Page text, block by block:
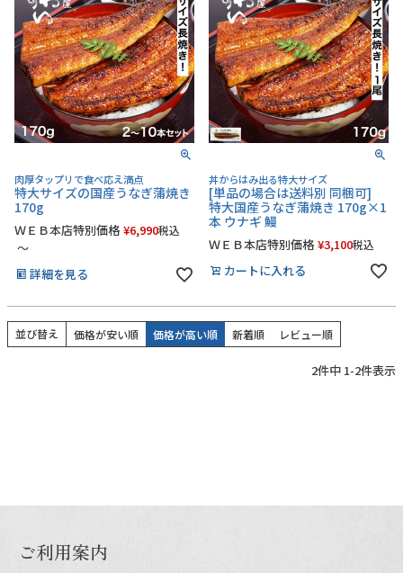
肉厚タップリで食べ応え満点
特大サイズの国産うなぎ蒲焼き
170g
ＷＥＢ本店特別価格 ¥6,990税込
〜
詳細を見る
丼からはみ出る特大サイズ
[単品の場合は送料別 同梱可]
特大国産うなぎ蒲焼き 170g×1
本 ウナギ 鰻
ＷＥＢ本店特別価格 ¥3,100税込
カートに入れる
並び替え 価格が安い順 価格が高い順 新着順 レビュー順
2件中 1-2件表示
おすすめ海産物
インフォーメーション
うなぎ屋かわすいについて
商品一覧
ご利用ガイド
飲食店
ご利用案内